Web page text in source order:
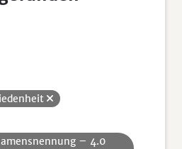
– 4.0